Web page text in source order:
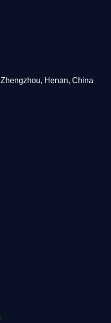
Henan, China